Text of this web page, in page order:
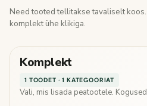
Need tooted tellitakse tavaliselt
komplekt ühe klikiga.
Komplekt
1 TOODET · 1 KATEGOORIAT
Vali, mis lisada peatootele.